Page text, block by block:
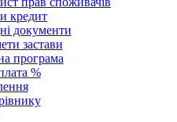
кредит
документи
застави
програма
%